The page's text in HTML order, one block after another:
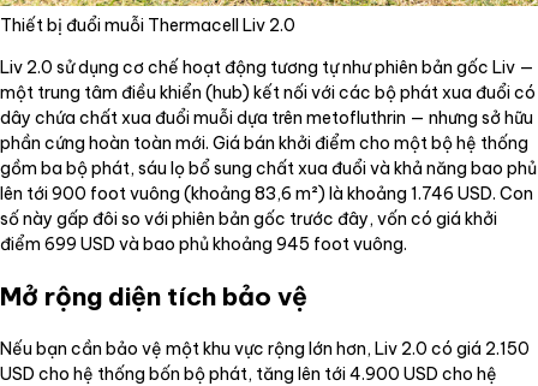
Thiết bị đuổi muỗi Thermacell Liv 2.0
Liv 2.0 sử dụng cơ chế hoạt động tương tự như phiên bản gốc Liv —
một trung tâm điều khiển (hub) kết nối với các bộ phát xua đuổi có
dây chứa chất xua đuổi muỗi dựa trên metofluthrin — nhưng sở hữu
phần cứng hoàn toàn mới. Giá bán khởi điểm cho một bộ hệ thống
gồm ba bộ phát, sáu lọ bổ sung chất xua đuổi và khả năng bao phủ
lên tới 900 foot vuông (khoảng 83,6 m²) là khoảng 1.746 USD. Con
số này gấp đôi so với phiên bản gốc trước đây, vốn có giá khởi
điểm 699 USD và bao phủ khoảng 945 foot vuông.
Mở rộng diện tích bảo vệ
Nếu bạn cần bảo vệ một khu vực rộng lớn hơn, Liv 2.0 có giá 2.150
USD cho hệ thống bốn bộ phát, tăng lên tới 4.900 USD cho hệ